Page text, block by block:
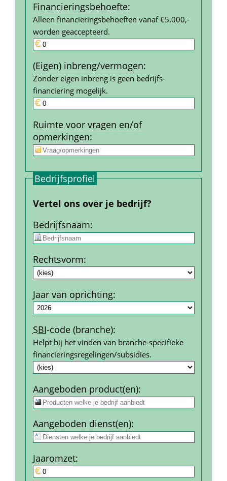
Financierings­behoefte:
Alleen financieringsbehoeften vanaf €5.000,-
worden geaccepteerd.
(Eigen) inbreng/vermogen:
Zonder eigen inbreng is geen bedrijfs­
financiering mogelijk.
Ruimte voor vragen en/of
opmerkingen:
Bedrijfs­profiel
Vertel ons over je bedrijf?
Bedrijfs­naam:
Rechtsvorm:
Jaar van oprichting:
SBI-code (branche):
Helpt bij het vinden van branche-specifieke
financierings­regelingen/subsidies.
Aangeboden product(en):
Aangeboden dienst(en):
Jaar­omzet: